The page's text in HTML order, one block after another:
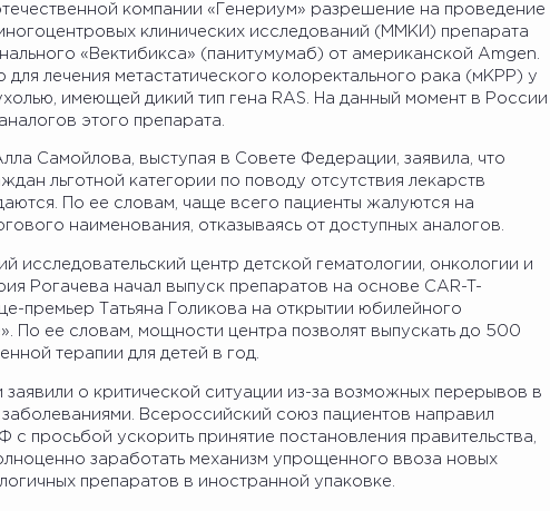
компании «Генериум» разрешение на проведение
клинических исследований (ММКИ) препарата
«Вектибикса» (панитумумаб) от американской Amgen.
для лечения метастатического колоректального рака (мКРР) у
имеющей дикий тип гена RAS. На данный момент в России
этого препарата.
Самойлова, выступая в Совете Федерации, заявила, что
льготной категории по поводу отсутствия лекарств
По ее словам, чаще всего пациенты жалуются на
наименования, отказываясь от доступных аналогов.
исследовательский центр детской гематологии, онкологии и
Рогачева начал выпуск препаратов на основе CAR-T-
премьер Татьяна Голикова на открытии юбилейного
По ее словам, мощности центра позволят выпускать до 500
терапии для детей в год.
заявили о критической ситуации из-за возможных перерывов в
Всероссийский союз пациентов направил
просьбой ускорить принятие постановления правительства,
заработать механизм упрощенного ввоза новых
препаратов в иностранной упаковке.